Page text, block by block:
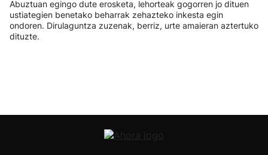
Abuztuan egingo dute erosketa, lehorteak gogorren jo dituen
ustiategien benetako beharrak zehazteko inkesta egin
ondoren. Dirulaguntza zuzenak, berriz, urte amaieran aztertuko
dituzte.